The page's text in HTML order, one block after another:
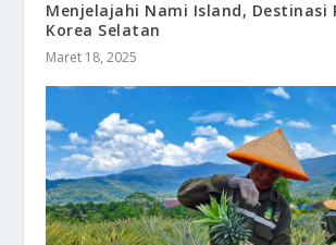
Menjelajahi Nami Island, Destinasi
Korea Selatan
Maret 18, 2025